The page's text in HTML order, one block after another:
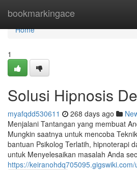
bookmarkingace
Home
Home
1
Solusi Hipnosis
myafqdd530611 268 days ago
Menjalani Tantangan yang membuat
Mungkin saatnya untuk mencoba
bantuan Psikolog Terlatih, hipnoterapi
untuk Menyelesaikan masalah Anda
https://keiranohdq705095.gigswiki.com/